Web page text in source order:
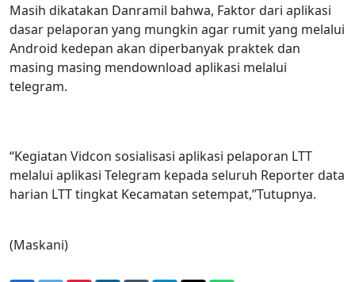
Masih dikatakan Danramil bahwa, Faktor dari aplikasi
dasar pelaporan yang mungkin agar rumit yang melalui
Android kedepan akan diperbanyak praktek dan
masing masing mendownload aplikasi melalui
telegram.
“Kegiatan Vidcon sosialisasi aplikasi pelaporan LTT
melalui aplikasi Telegram kepada seluruh Reporter data
harian LTT tingkat Kecamatan setempat,”Tutupnya.
(Maskani)